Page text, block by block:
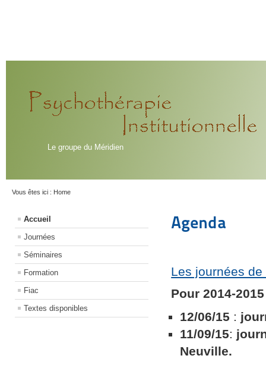
Le groupe du Méridien
Vous êtes ici : Home
Accueil
Journées
Séminaires
Formation
Fiac
Textes disponibles
Agenda
Les journées
Pour 2014-
12/06/15 :
11/09/15:
Neuville.